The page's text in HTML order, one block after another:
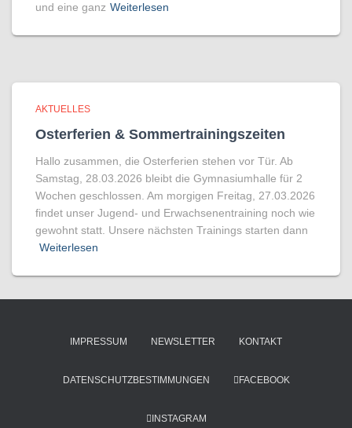
und eine ganz Weiterlesen
AKTUELLES
Osterferien & Sommertrainingszeiten
Hallo zusammen, die Osterferien stehen vor Tür. Ab
Samstag, 28.03.2026 bleibt die Gymnasiumhalle für 2
Wochen geschlossen. Am morgigen Freitag, 27.03.2026
findet unser Jugend- und Erwachsenentraining noch wie
gewohnt statt. Unsere nächsten Trainings starten dann
Weiterlesen
IMPRESSUM NEWSLETTER KONTAKT
DATENSCHUTZBESTIMMUNGEN FACEBOOK
INSTAGRAM